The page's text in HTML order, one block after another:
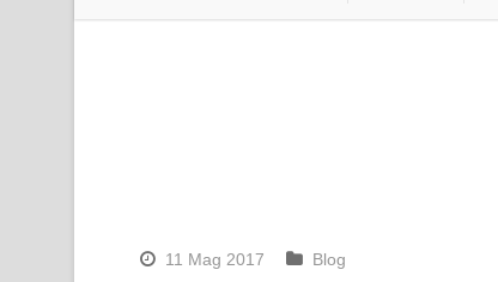
11 Mag 2017 Blog